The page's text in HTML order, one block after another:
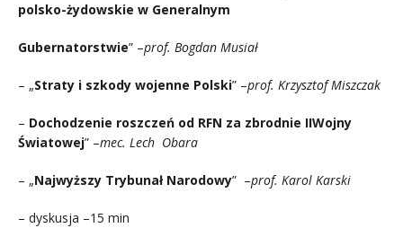
polsko-żydowskie w Generalnym
Gubernatorstwie” –prof. Bogdan Musiał
– „Straty i szkody wojenne Polski” –prof. Krzysztof Miszczak
– Dochodzenie roszczeń od RFN za zbrodnie IIWojny
Światowej” –mec. Lech Obara
– „Najwyższy Trybunał Narodowy” –prof. Karol Karski
– dyskusja –15 min